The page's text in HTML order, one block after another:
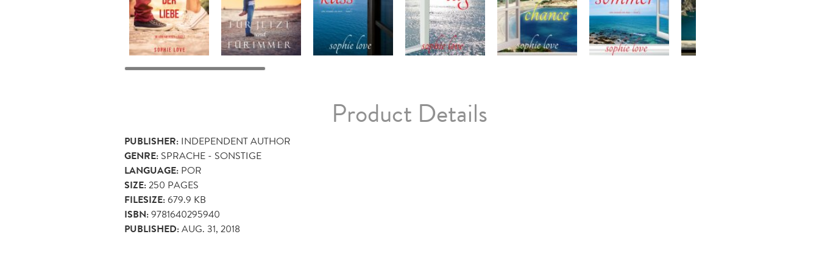
Product Details
PUBLISHER: INDEPENDENT AUTHOR
GENRE: SPRACHE - SONSTIGE
LANGUAGE: POR
SIZE:250 PAGES
FILESIZE:679.9 KB
ISBN:9781640295940
PUBLISHED:AUG. 31, 2018